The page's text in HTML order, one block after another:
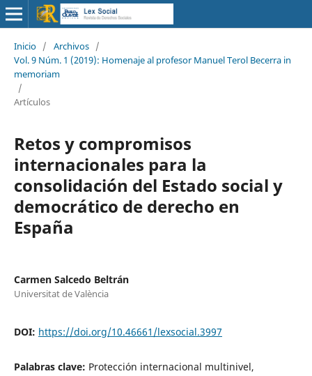
Inicio / Archivos /
Vol. 9 Núm. 1 (2019): Homenaje al profesor Manuel Terol Becerra in
memoriam
/
Artículos
Retos y compromisos
internacionales para la
consolidación del Estado social y
democrático de derecho en
España
Carmen Salcedo Beltrán
Universitat de València
DOI: https://doi.org/10.46661/lexsocial.3997
Palabras clave: Protección internacional multinivel,